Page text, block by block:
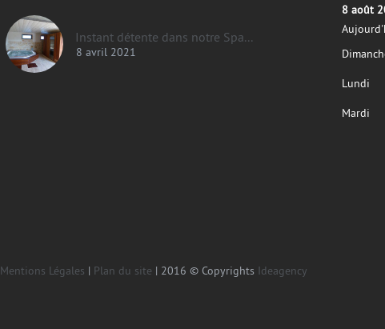
Instant détente dans notre Spa...
8 avril 2021
8 août
Lundi
Mardi
Mentions Légales | Plan du site | 2016 © Copyrights Ideagency